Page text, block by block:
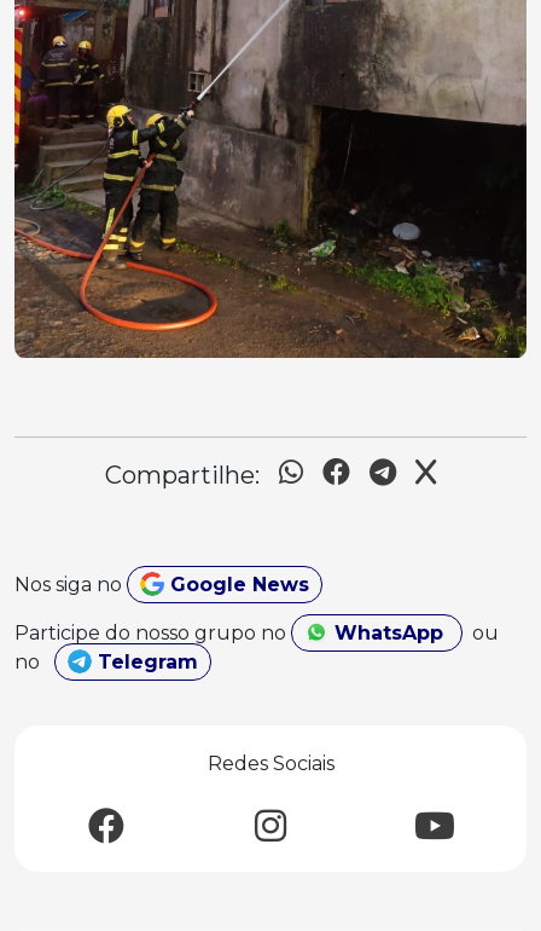
Compartilhe:
Nos siga no Google News
Participe do nosso grupo no WhatsApp
ou
no
Telegram
Redes Sociais